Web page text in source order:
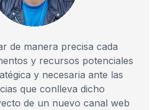
de manera precisa cada
y recursos potenciales
y necesaria ante las
que conlleva dicho
de un nuevo canal web